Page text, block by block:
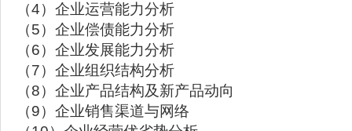
（4）企业运营能力分析
（5）企业偿债能力分析
（6）企业发展能力分析
（7）企业组织结构分析
（8）企业产品结构及新产品动向
（9）企业销售渠道与网络